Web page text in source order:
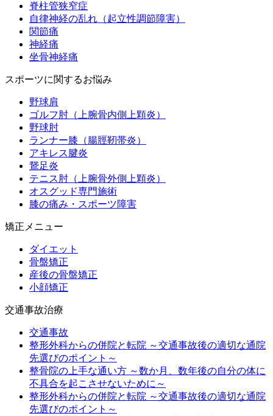
脊柱管狭窄症
自律神経の乱れ（起立性調節障害）
関節痛
神経痛
坐骨神経痛
スポーツに関するお悩み
野球肩
ゴルフ肘（上腕骨内側上顆炎）
野球肘
ランナー膝（腸脛靭帯炎）
アキレス腱炎
鵞足炎
テニス肘（上腕骨外側上顆炎）
オスグッド専門施術
膝の痛み・スポーツ障害
矯正メニュー
ダイエット
骨盤矯正
産後の骨盤矯正
小顔矯正
交通事故治療
交通事故
整形外科からの併院と転院 ～交通事故後の適切な通院
先選びのポイント～
整骨院の上手な通い方 ～数か月、数年後の自分の体に
不具合を起こさせないために～
整形外科からの併院と転院 ～交通事故後の適切な通院
先選びのポイント～